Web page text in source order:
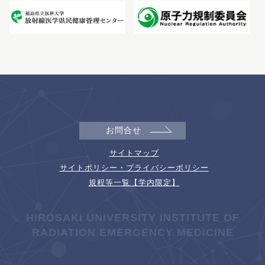
お問合せ
サイトマップ
サイトポリシー・プライバシーポリシー
規程等一覧【学内限定】
HIROSAKI UNIVERSITY INSTITUTE OF
RADIATION EMERGENCY MEDICINE